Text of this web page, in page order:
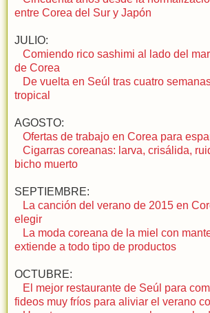
entre Corea del Sur y Japón
JULIO:
Comiendo rico sashimi al lado del
de Corea
De vuelta en Seúl tras cuatro
tropical
AGOSTO:
Ofertas de trabajo en Corea para
Cigarras coreanas: larva, crisálida,
bicho muerto
SEPTIEMBRE:
La canción del verano de 2015 en
elegir
La moda coreana de la miel con
extiende a todo tipo de productos
OCTUBRE:
El mejor restaurante de Seúl para
fideos muy fríos para aliviar el verano